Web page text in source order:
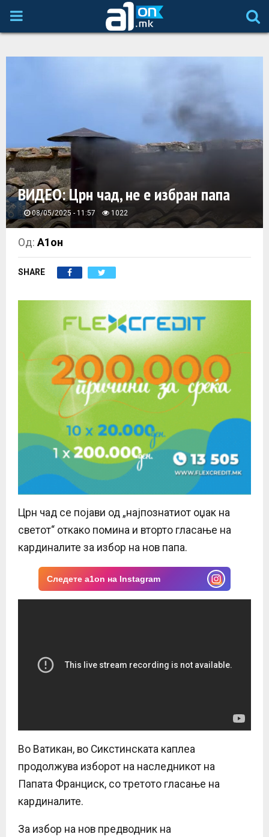
P
A
R
Y
M
E
ВИДЕО: Црн чад, не е избран папа
08/05/2025 - 11:57 1022
Од:А1он
SHARE
Црн чад се појави од „најпознатиот оџак на
светот“ откако помина и вторто гласање на
кардиналите за избор на нов папа.
Следете a1on на Instagram
Во Ватикан, во Сикстинската каплеа
продолжува изборот на наследникот на
Папата Франциск, со третото гласање на
кардиналите.
За избор на нов предводник на